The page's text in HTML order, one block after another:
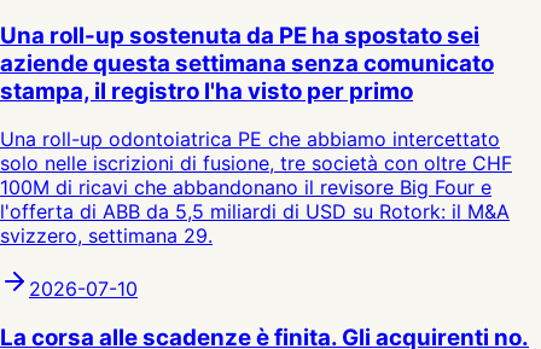
Una roll-up sostenuta da PE ha spostato sei
aziende questa settimana senza comunicato
stampa, il registro l'ha visto per primo
Una roll-up odontoiatrica PE che abbiamo intercettato
solo nelle iscrizioni di fusione, tre società con oltre CHF
100M di ricavi che abbandonano il revisore Big Four e
l'offerta di ABB da 5,5 miliardi di USD su Rotork: il M&A
svizzero, settimana 29.
2026-07-10
La corsa alle scadenze è finita. Gli acquirenti no.